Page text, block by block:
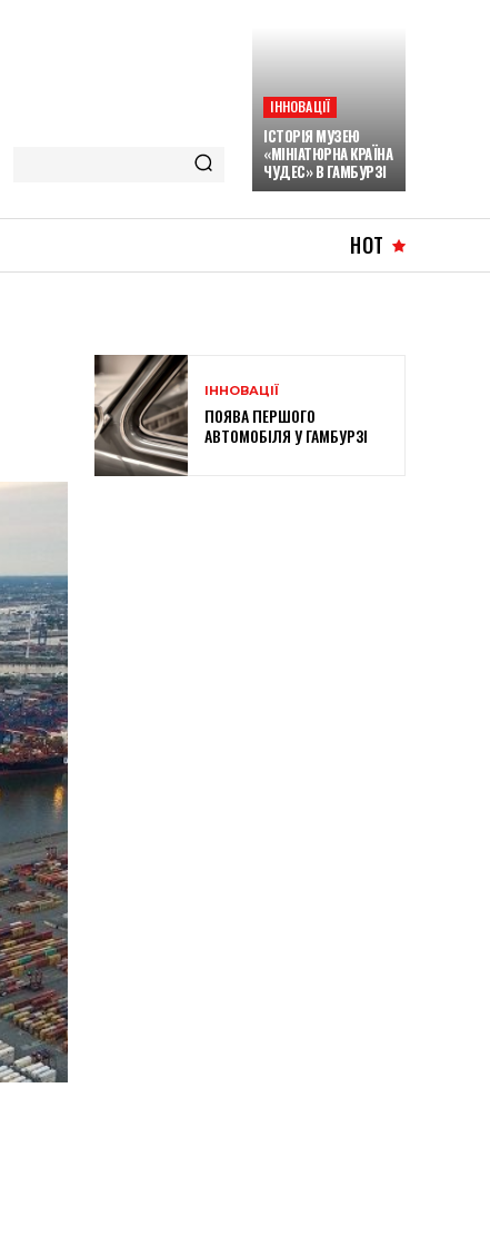
ІННОВАЦІЇ
ІСТОРІЯ МУЗЕЮ
«МІНІАТЮРНА КРАЇНА
ЧУДЕС» В ГАМБУРЗІ
HOT
ІННОВАЦІЇ
ПОЯВА ПЕРШОГО
АВТОМОБІЛЯ У ГАМБУРЗІ